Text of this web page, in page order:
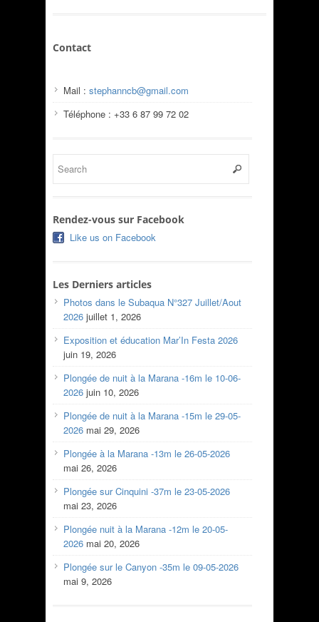
Contact
Mail : stephanncb@gmail.com
Téléphone : +33 6 87 99 72 02
Rendez-vous sur Facebook
Like us on Facebook
Les Derniers articles
Photos dans le Subaqua N°327 Juillet/Aout
2026 juillet 1, 2026
Exposition et éducation Mar’In Festa 2026
juin 19, 2026
Plongée de nuit à la Marana -16m le 10-06-
2026 juin 10, 2026
Plongée de nuit à la Marana -15m le 29-05-
2026 mai 29, 2026
Plongée à la Marana -13m le 26-05-2026
mai 26, 2026
Plongée sur Cinquini -37m le 23-05-2026
mai 23, 2026
Plongée nuit à la Marana -12m le 20-05-
2026 mai 20, 2026
Plongée sur le Canyon -35m le 09-05-2026
mai 9, 2026